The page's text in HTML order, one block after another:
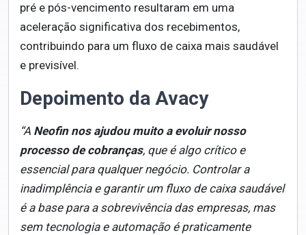
pré e pós-vencimento resultaram em uma
aceleração significativa dos recebimentos,
contribuindo para um fluxo de caixa mais saudável
e previsível.
Depoimento da Avacy
“A Neofin nos ajudou muito a evoluir nosso
processo de cobranças, que é algo crítico e
essencial para qualquer negócio. Controlar a
inadimplência e garantir um fluxo de caixa saudável
é a base para a sobrevivência das empresas, mas
sem tecnologia e automação é praticamente